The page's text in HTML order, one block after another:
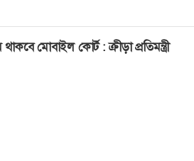
মোবাইল কোর্ট : ক্রীড়া প্রতিমন্ত্রী